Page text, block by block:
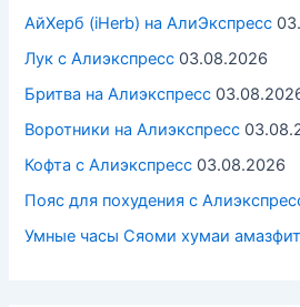
АйХерб (iHerb) на АлиЭкспресс
Лук с Алиэкспресс 03.08.2026
Бритва на Алиэкспресс
Воротники на Алиэкспресс
Кофта с Алиэкспресс 03.08.2026
Пояс для похудения с
Умные часы Cяоми хумаи амазфит